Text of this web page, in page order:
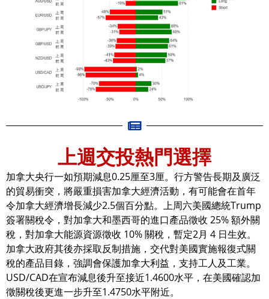
上週交投熱門選擇
加拿大央行一如預期減息0.25厘至3厘。行方警告長期及廣泛
的貿易衝突，將嚴重損害加拿大經濟活動，有可能會在首年
令加拿大經濟增長減少2.5個百分點。上周六美國總統Trump
簽署關稅令，對加拿大和墨西哥的進口產品徵收 25% 額外關
稅，對加拿大能源資源徵收 10% 關稅，暫定2月 4 日生效。
加拿大政府其後亦採取反制措施，交代對美國實施報復式關
稅的產品目錄，強調會保護加拿大利益，支持工人及工業。
USD/CAD在宣布減息後升至接近1.4600水平，在美國確認加
徵關稅後更進一步升至1.4750水平附近。